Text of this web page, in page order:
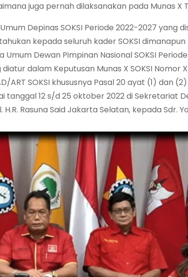
juga pernah dilaksanakan pada Munas X
Depinas SOKSI Periode 2022-2027 yang
kepada seluruh kader SOKSI
Dewan Pimpinan Nasional SOKSI
dalam Keputusan Munas X SOKSI Nomor
SOKSI khususnya Pasal 20 ayat (1) dan (2)
12 s/d 25 oktober 2022 di Sekretariat
Rasuna Said Jakarta Selatan, kepada Sdr.